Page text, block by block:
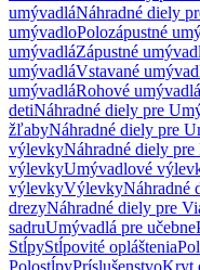
umývadláNáhradné diely
umývadloPolozápustné
umývadláZápustné
umývadláVstavané
umývadláRohové umývadlá
detiNáhradné diely pre
žľabyNáhradné diely pre
výlevkyNáhradné diely
výlevkyUmývadlové
výlevkyVýlevkyNáhradné
drezyNáhradné diely pre
sadruUmývadlá pre učebne
StĺpyStĺpovité opláštenia
PolostĺpyPríslušenstvoKryt